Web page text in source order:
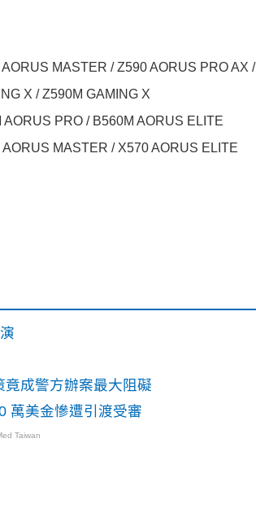
MASTER / Z590 AORUS PRO AX /
X / Z590M GAMING X
PRO / B560M AORUS ELITE
MASTER / X570 AORUS ELITE
成警方辦案最大阻礙
萬美金慘遭引渡受審
Taiwan